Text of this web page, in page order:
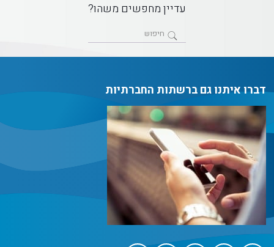
עדיין מחפשים משהו?
דברו איתנו גם ברשתות החברתיות